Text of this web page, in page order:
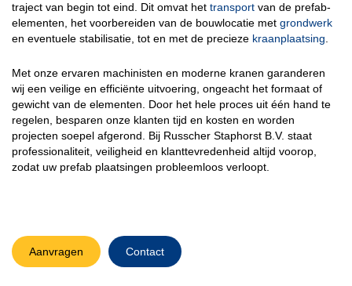
traject van begin tot eind. Dit omvat het transport van de prefab-
elementen, het voorbereiden van de bouwlocatie met grondwerk
en eventuele stabilisatie, tot en met de precieze kraanplaatsing
Met onze ervaren machinisten en moderne kranen garanderen
wij een veilige en efficiënte uitvoering, ongeacht het formaat of
gewicht van de elementen. Door het hele proces uit één hand te
regelen, besparen onze klanten tijd en kosten en worden
projecten soepel afgerond. Bij Russcher Staphorst B.V. staat
professionaliteit, veiligheid en klanttevredenheid altijd voorop,
zodat uw prefab plaatsingen probleemloos verloopt.
Aanvragen Contact